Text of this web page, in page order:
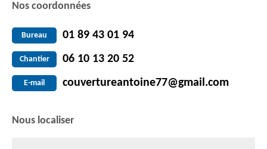
Nos coordonnées
Bureau 01 89 43 01 94
Chantier 06 10 13 20 52
E-mail couvertureantoine77@gmail.com
Nous localiser